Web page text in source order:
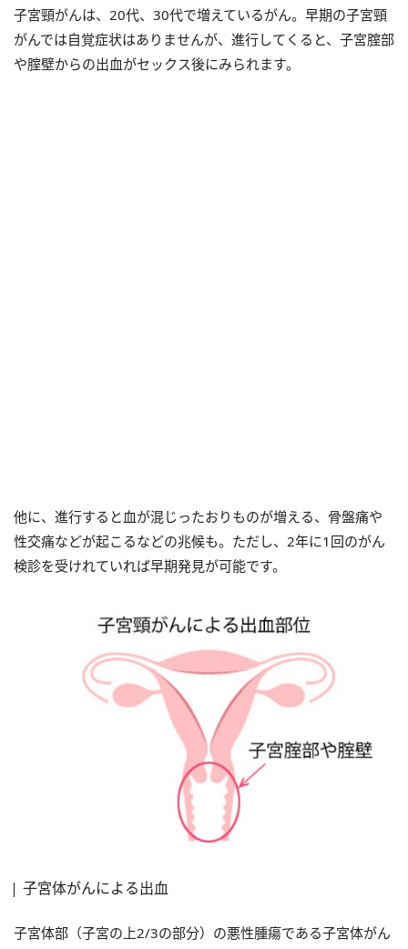
子宮頸がんは、20代、30代で増えているがん。早期の子宮頸
がんでは自覚症状はありませんが、進行してくると、子宮腟部
や腟壁からの出血がセックス後にみられます。
他に、進行すると血が混じったおりものが増える、骨盤痛や
性交痛などが起こるなどの兆候も。ただし、2年に1回のがん
検診を受けれていれば早期発見が可能です。
子宮体がんによる出血
子宮体部（子宮の上2/3の部分）の悪性腫瘍である子宮体がん